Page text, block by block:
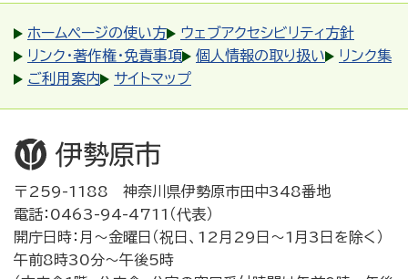
ホームページの使い方
ウェブアクセシビリティ方針
リンク・著作権・免責事項
個人情報の取り扱い
リンク集
ご利用案内
サイトマップ
〒259-1188 神奈川県伊勢原市田中348番地
電話：0463-94-4711（代表）
開庁日時：月～金曜日（祝日、12月29日～1月3日を除く）
午前8時30分～午後5時